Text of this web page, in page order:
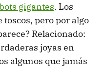
gigantes. Los
pero por algo
Relacionado:
joyas en
algunos que jamás